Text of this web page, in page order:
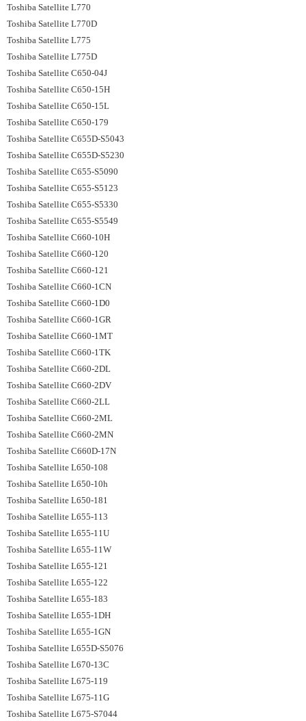
Toshiba Satellite L770
Toshiba Satellite L770D
Toshiba Satellite L775
Toshiba Satellite L775D
Toshiba Satellite C650-04J
Toshiba Satellite C650-15H
Toshiba Satellite C650-15L
Toshiba Satellite C650-179
Toshiba Satellite C655D-S5043
Toshiba Satellite C655D-S5230
Toshiba Satellite C655-S5090
Toshiba Satellite C655-S5123
Toshiba Satellite C655-S5330
Toshiba Satellite C655-S5549
Toshiba Satellite C660-10H
Toshiba Satellite C660-120
Toshiba Satellite C660-121
Toshiba Satellite C660-1CN
Toshiba Satellite C660-1D0
Toshiba Satellite C660-1GR
Toshiba Satellite C660-1MT
Toshiba Satellite C660-1TK
Toshiba Satellite C660-2DL
Toshiba Satellite C660-2DV
Toshiba Satellite C660-2LL
Toshiba Satellite C660-2ML
Toshiba Satellite C660-2MN
Toshiba Satellite C660D-17N
Toshiba Satellite L650-108
Toshiba Satellite L650-10h
Toshiba ‏Satellite L650-181
Toshiba Satellite L655-113
Toshiba Satellite L655-11U
Toshiba Satellite L655-11W
Toshiba Satellite L655-121
Toshiba Satellite L655-122
Toshiba Satellite L655-183
Toshiba Satellite L655-1DH
Toshiba Satellite L655-1GN
Toshiba Satellite L655D-S5076
Toshiba Satellite L670-13C
Toshiba Satellite L675-119
Toshiba Satellite L675-11G
Toshiba Satellite L675-S7044